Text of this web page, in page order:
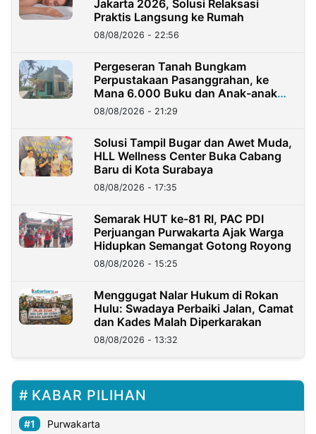
Jakarta 2026, Solusi Relaksasi
Praktis Langsung ke Rumah
08/08/2026 - 22:56
Pergeseran Tanah Bungkam
Perpustakaan Pasanggrahan, ke
Mana 6.000 Buku dan Anak-anak
Kini?
08/08/2026 - 21:29
Solusi Tampil Bugar dan Awet Muda,
HLL Wellness Center Buka Cabang
Baru di Kota Surabaya
08/08/2026 - 17:35
Semarak HUT ke-81 RI, PAC PDI
Perjuangan Purwakarta Ajak Warga
Hidupkan Semangat Gotong Royong
08/08/2026 - 15:25
Menggugat Nalar Hukum di Rokan
Hulu: Swadaya Perbaiki Jalan, Camat
dan Kades Malah Diperkarakan
08/08/2026 - 13:32
KABAR PILIHAN
Purwakarta